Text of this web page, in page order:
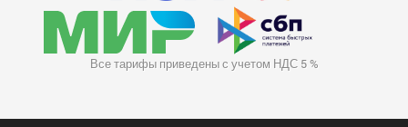
Все тарифы приведены с учетом НДС 5 %